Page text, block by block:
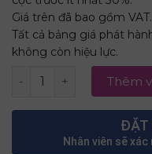
Giá trên đã bao gồm VAT.
Tất cả bảng giá phát
không còn hiệu lực.
Nệm Cao Su GoldThêm
ĐẶT
Nhân viên sẽ